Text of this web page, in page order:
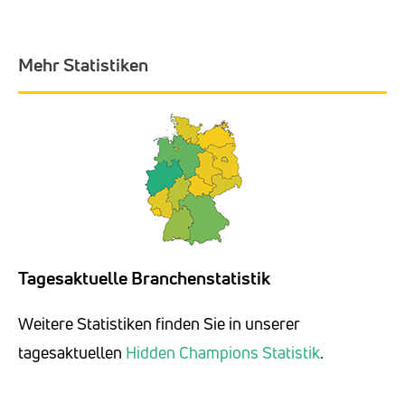
Mehr Statistiken
Tagesaktuelle Branchenstatistik
Weitere Statistiken finden Sie in unserer
tagesaktuellen Hidden Champions Statistik.